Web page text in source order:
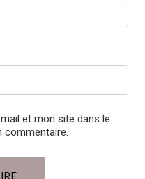
et mon site dans le
commentaire.